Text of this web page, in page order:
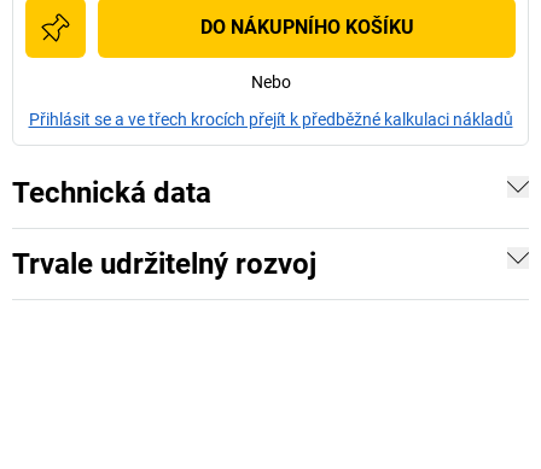
DO NÁKUPNÍHO KOŠÍKU
Nebo
Přihlásit se a ve třech krocích přejít k předběžné kalkulaci nákladů
Technická data
Trvale udržitelný rozvoj